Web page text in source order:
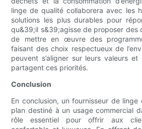
linge de qualité collaborera avec les
solutions les plus durables pour
qu&39;il s&39;agisse de proposer des
de mettre en œuvre des
faisant des choix respectueux de
peuvent s’aligner sur leurs valeurs
partagent ces priorités.
Conclusion
En conclusion, un fournisseur de
plan destiné à un usage commercial
rôle essentiel pour offrir aux